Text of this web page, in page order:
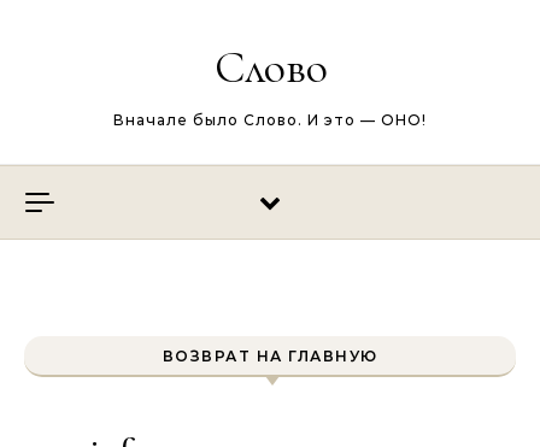
Слово
Вначале было Слово. И это — ОНО!
ВОЗВРАТ НА ГЛАВНУЮ